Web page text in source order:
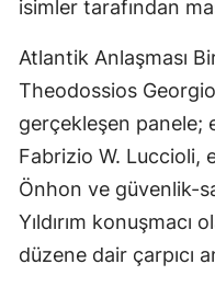
isimler tarafından
Atlantik Anlaşması
Theodossios
gerçekleşen panele;
Fabrizio W. Luccioli,
Önhon ve güvenlik-
Yıldırım konuşmacı
düzene dair çarpıcı